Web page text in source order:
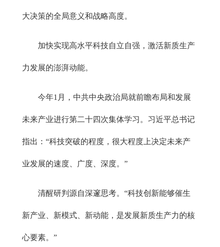
大决策的全局意义和战略高度。
加快实现高水平科技自立自强，激活新质生产
力发展的澎湃动能。
今年1月，中共中央政治局就前瞻布局和发展
未来产业进行第二十四次集体学习。习近平总书记
指出：“科技突破的程度，很大程度上决定未来产
业发展的速度、广度、深度。”
清醒研判源自深邃思考。“科技创新能够催生
新产业、新模式、新动能，是发展新质生产力的核
心要素。”